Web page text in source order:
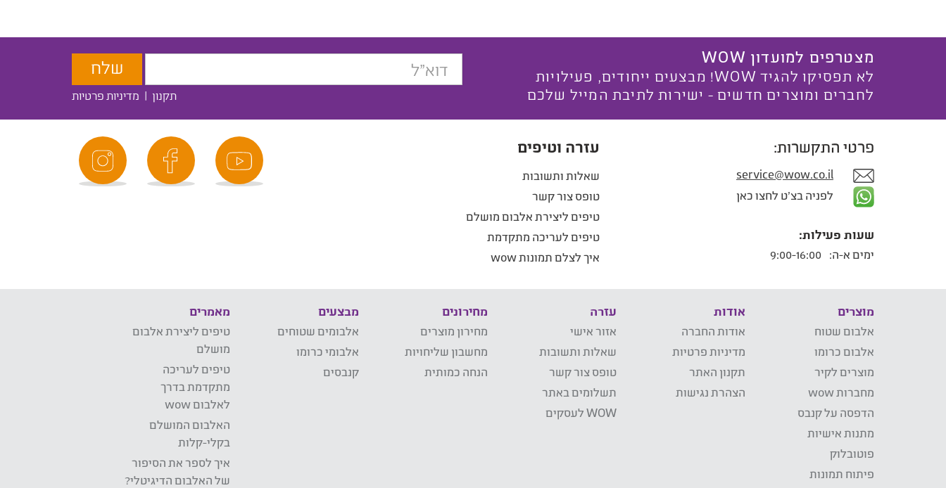
מצטרפים למועדון WOW
לא תפסיקו להגיד WOW! מבצעים ייחודים, פעילויות
לחברים ומוצרים חדשים - ישירות לתיבת המייל שלכם
תקנון | מדיניות פרטיות
פרטי התקשרות:
service@wow.co.il
לפניה בצ'ט לחצו כאן
שעות פעילות:
ימים א-ה:
עזרה וטיפים
שאלות ותשובות
טופס צור קשר
טיפים ליצירת אלבום מושלם
טיפים לעריכה מתקדמת
איך לצלם תמונות wow
מוצרים
אלבום שטוח
אלבום כרומו
מוצרים לקיר
מחברות wow
הדפסה על קנבס
מתנות אישיות
פוטובלוק
פיתוח תמונות
אודות
אודות החברה
מדיניות פרטיות
תקנון האתר
הצהרת נגישות
עזרה
אזור אישי
שאלות ותשובות
טופס צור קשר
תשלומים באתר
WOW לעסקים
מחירונים
מחירון מוצרים
מחשבון שליחויות
הנחה כמותית
מבצעים
אלבומים שטוחים
אלבומי כרומו
קנבסים
מאמרים
טיפים ליצירת אלבום
מושלם
טיפים לעריכה
מתקדמת בדרך
לאלבום wow
האלבום המושלם
בקלי-קלות
איך לספר את הסיפור
של האלבום הדיגיטלי?